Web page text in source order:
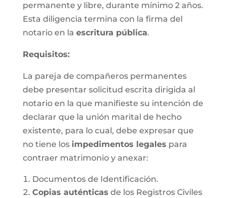
permanente y libre, durante mínimo 2 años.
Esta diligencia termina con la firma del
notario en la escritura pública.
Requisitos:
La pareja de compañeros permanentes
debe presentar solicitud escrita dirigida al
notario en la que manifieste su intención de
declarar que la unión marital de hecho
existente, para lo cual, debe expresar que
no tiene los impedimentos legales para
contraer matrimonio y anexar:
Documentos de Identificación.
Copias auténticas de los Registros Civiles